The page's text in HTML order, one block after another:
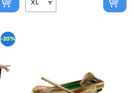
-20%